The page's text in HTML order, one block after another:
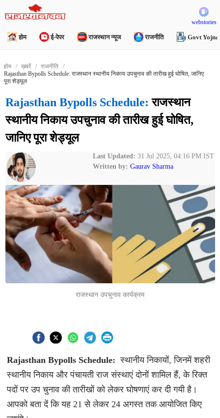
webstories
होम ई-पेपर राजस्थान न्यूज राजनीति Govt Yojna
होम ख़बरें
राजनीति
Rajasthan Bypolls Schedule: राजस्थान स्थानीय निकाय उपचुनाव की तारीख हुई घोषित, जानिए
पूरा शेड्यूल
Rajasthan Bypolls Schedule: राजस्थान
स्थानीय निकाय उपचुनाव की तारीख हुई घोषित,
जानिए पूरा शेड्यूल
Last Updated: 31 Jul 2025, 04:16 PM IST
Written by: Gaurav Sharma
राजस्थान उपचुनाव कार्यक्रम
Rajasthan Bypolls Schedule:स्थानीय निकायों, जिनमें शहरी
स्थानीय निकाय और पंचायती राज संस्थाएं दोनों शामिल हैं, के रिक्त
पदों पर उप चुनाव की तारीखों को लेकर घोषणाएं कर दी गयी है।
आपको बता दें कि यह 21 से लेकर 24 अगस्त तक आयोजित किए